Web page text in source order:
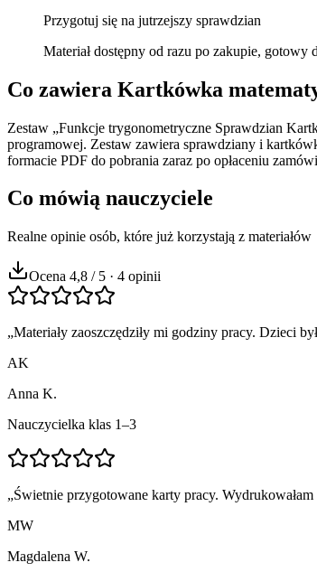
Przygotuj się na jutrzejszy sprawdzian
Materiał dostępny od razu po zakupie, gotowy
Co zawiera Kartkówka
Zestaw „Funkcje trygonometryczne Sprawdzian
programowej. Zestaw zawiera sprawdziany i
formacie PDF do pobrania zaraz po opłaceniu
Co mówią nauczyciele
Realne opinie osób, które już korzystają z materiałów
Ocena 4,8 / 5 · 4 opinii
„Materiały zaoszczędziły mi godziny pracy. Dzieci
AK
Anna K.
Nauczycielka klas 1–3
„Świetnie przygotowane karty pracy.
MW
Magdalena W.